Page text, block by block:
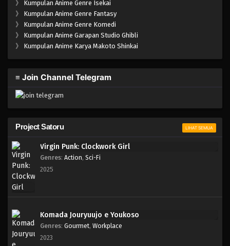
》 Kumpulan Anime Genre Isekai
》 Kumpulan Anime Genre Fantasy
》 Kumpulan Anime Genre Komedi
》 Kumpulan Anime Garapan Studio Ghibli
》 Kumpulan Anime Karya Makoto Shinkai
≡ Join Channel Telegram
Project Satoru LIHAT SEMUA
Virgin Punk: Clockwork Girl
Genres: Action, Sci-Fi
2025
Komada Jouryuujo e Youkoso
Genres: Gourmet, Workplace
2023